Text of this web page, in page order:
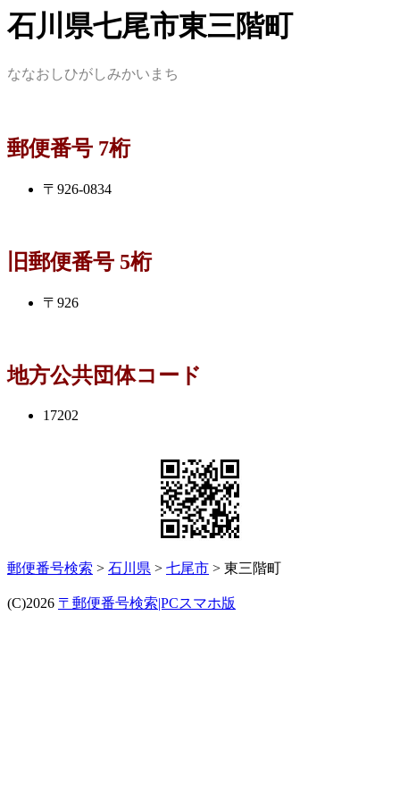
石川県七尾市東三階町
ななおしひがしみかいまち
郵便番号 7桁
〒926-0834
旧郵便番号 5桁
〒926
地方公共団体コード
17202
郵便番号検索 > 石川県 > 七尾市 > 東三階町
(C)2026 〒郵便番号検索|PCスマホ版